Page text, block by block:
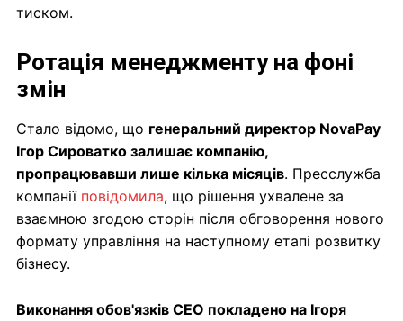
тиском.
Ротація менеджменту на фоні
змін
Стало відомо, що генеральний директор NovaPay
Ігор Сироватко залишає компанію,
пропрацювавши лише кілька місяців. Пресслужба
компанії повідомила, що рішення ухвалене за
взаємною згодою сторін після обговорення нового
формату управління на наступному етапі розвитку
бізнесу.
Виконання обов'язків CEO покладено на Ігоря